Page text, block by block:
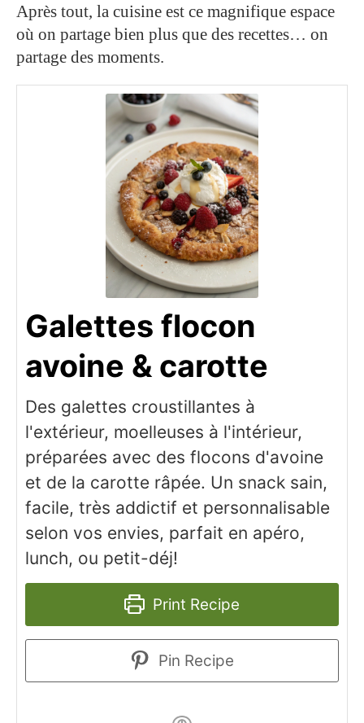
Après tout, la cuisine est ce magnifique espace
où on partage bien plus que des recettes… on
partage des moments.
Galettes flocon
avoine & carotte
Des galettes croustillantes à
l'extérieur, moelleuses à l'intérieur,
préparées avec des flocons d'avoine
et de la carotte râpée. Un snack sain,
facile, très addictif et personnalisable
selon vos envies, parfait en apéro,
lunch, ou petit-déj!
Print Recipe
Pin Recipe